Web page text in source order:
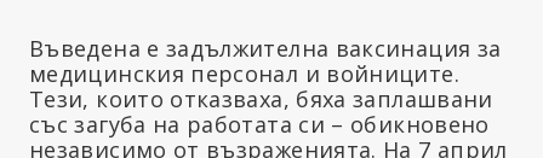
Въведена е задължителна ваксинация за
медицинския персонал и войниците.
Тези, които отказваха, бяха заплашвани
със загуба на работата си – обикновено
независимо от възраженията. На 7 април